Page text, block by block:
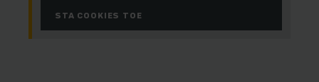
STA COOKIES TOE